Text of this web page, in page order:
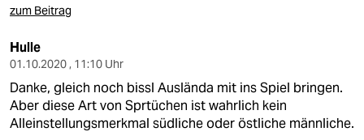
zum Beitrag
Hulle
01.10.2020 , 11:10 Uhr
Danke, gleich noch bissl Auslända mit ins Spiel bringen.
Aber diese Art von Sprtüchen ist wahrlich kein
Alleinstellungsmerkmal südliche oder östliche männliche.